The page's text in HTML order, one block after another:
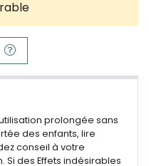
prolongée sans
des enfants, lire
conseil à votre
des Effets indésirables